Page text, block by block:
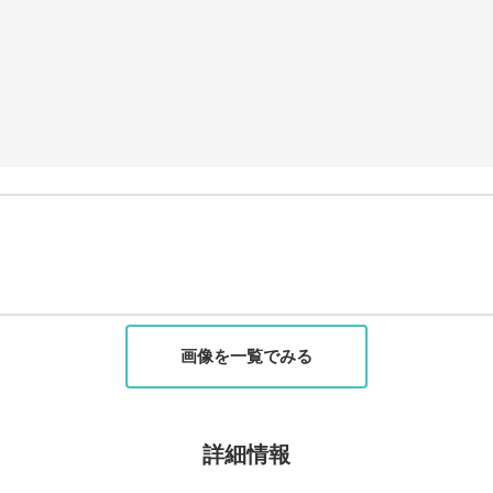
画像を一覧でみる
詳細情報